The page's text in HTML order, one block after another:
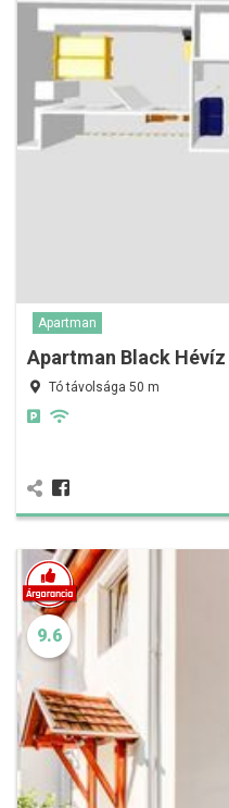
Apartman
Apartman Black Hévíz
Tó távolsága 50 m
9.6